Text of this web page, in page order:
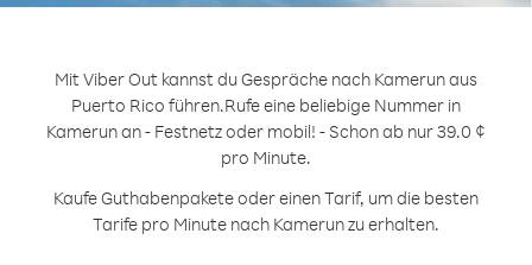
Mit Viber Out kannst du Gespräche nach Kamerun aus
Puerto Rico führen.Rufe eine beliebige Nummer in
Kamerun an - Festnetz oder mobil! - Schon ab nur 39.0 ¢
pro Minute.
Kaufe Guthabenpakete oder einen Tarif, um die besten
Tarife pro Minute nach Kamerun zu erhalten.